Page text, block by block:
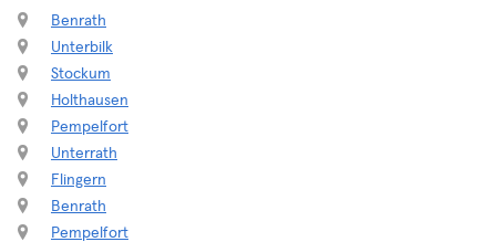
Benrath
Unterbilk
Stockum
Holthausen
Pempelfort
Unterrath
Flingern
Benrath
Pempelfort